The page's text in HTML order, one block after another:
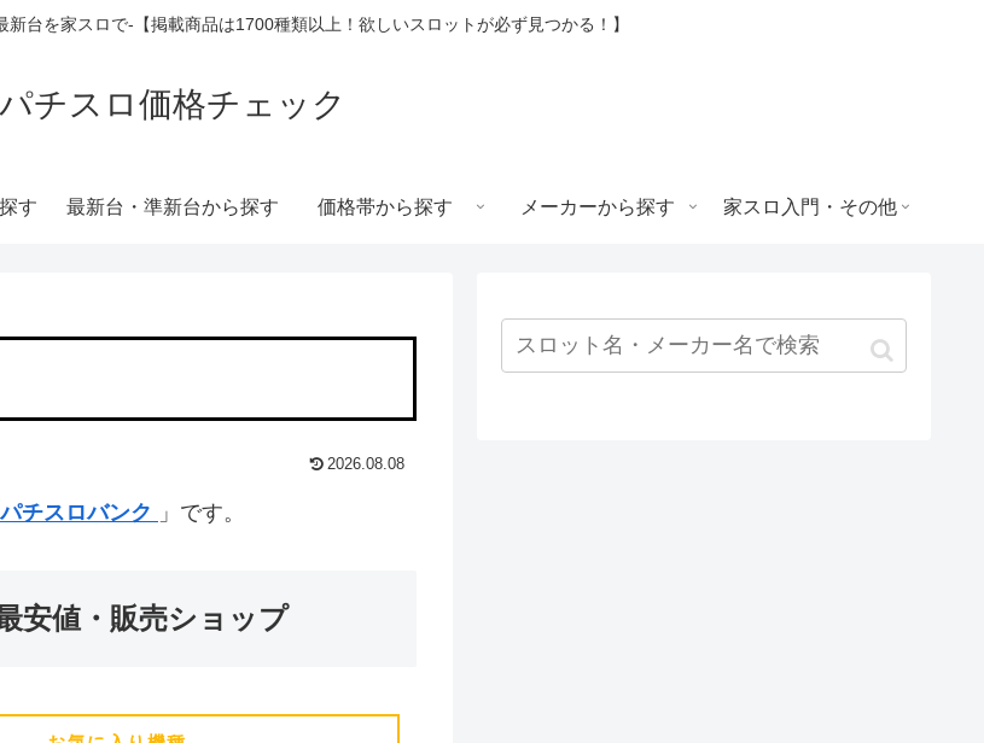
台を家スロで-【掲載商品は1700種類以上！欲しいスロットが必ず見つかる！】
パチスロ価格チェック
す 最新台・準新台から探す 価格帯から探す メーカーから探す 家スロ入門・その他
2026.08.08
パチスロバンク 」です。
安値・販売ショップ